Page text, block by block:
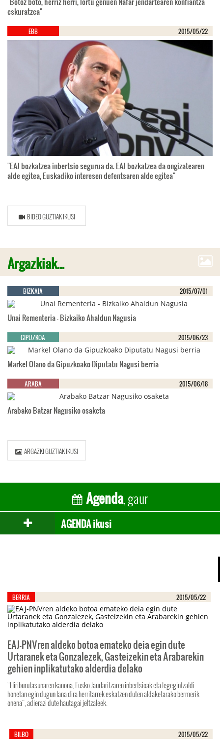
eskuratzea"
EBB 2015/05/22
"EAJ bozkatzea inbertsio segurua da. EAJ bozkatzea da ongizatearen
alde egitea, Euskadiko interesen defentsaren alde egitea"
BIDEO GUZTIAK IKUSI
Argazkiak...
BIZKAIA 2015/07/01
Unai Rementeria - Bizkaiko Ahaldun Nagusia
GIPUZKOA 2015/06/23
Markel Olano da Gipuzkoako Diputatu Nagusi berria
ARABA 2015/06/18
Arabako Batzar Nagusiko osaketa
ARGAZKI GUZTIAK IKUSI
Agenda, gaur
AGENDA ikusi
BERRIA 2015/05/22
EAJ-PNVren aldeko botoa emateko deia egin dute
Urtaranek eta Gonzalezek, Gasteizekin eta Arabarekin
gehien inplikatutako alderdia delako
“Hiriburutasunaren kanona, Eusko Jaurlaritzaren inbertsioak eta legegintzaldi
honetan egin dugun lana dira herritarrek eskatzen duten aldaketarako bermerik
onena", adierazi dute hautagai jeltzaleek.
BILBO 2015/05/22